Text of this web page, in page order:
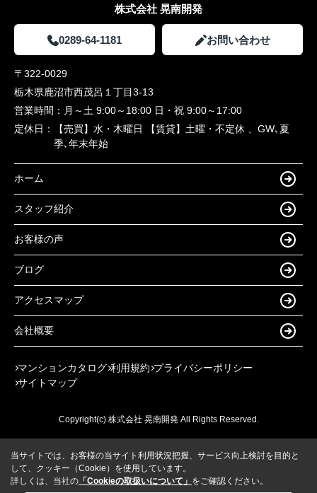
株式会社 晃南開発
0289-64-1181 お問い合わせ
〒322-0029
栃木県鹿沼市西茂呂１丁目3-13
営業時間： 月～土 9:00～18:00 日・祝 9:00～17:00
定休日：
【売買】水・木曜日 【賃貸】土曜・不定休 、GW､夏
季､年末年始
ホーム
スタッフ紹介
お客様の声
ブログ
アクセスマップ
会社概要
マンションカタログ 利用規約 プライバシーポリシー
サイトマップ
Copyright(c) 株式会社 晃南開発 All Rights Reserved.
当サイトでは、お客様の当サイト利用状況把握、サービス向上検討を目的と
して、クッキー（Cookie）を使用しています。
詳しくは、当社の 「Cookieの取扱いについて」 をご確認ください。